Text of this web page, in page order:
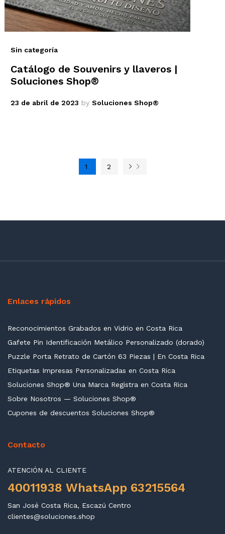
Sin categoría
Catálogo de Souvenirs y llaveros |
Soluciones Shop®
23 de abril de 2023 by Soluciones Shop®
1 2
Enlaces rápidos
Reconocimientos Grabados en Vidrio en Costa Rica
Gafete Pin Identificación Metálico Personalizado (dorado)
Puzzle Porta Retrato de Cartón 63 Piezas | En Costa Rica
Etiquetas Impresas Personalizadas en Costa Rica
Soluciones Shop® Una Marca Registra en Costa Rica
Sobre Nosotros — Soluciones Shop®
Cupones de descuentos Soluciones Shop®
Contacto
ATENCIÓN AL CLIENTE
40011938 WhatsApp 63215564
San José Costa Rica, Escazú Centro
clientes@soluciones.shop